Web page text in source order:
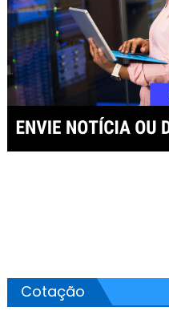
Cotação